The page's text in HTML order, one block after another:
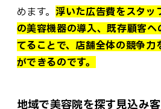
めます。 浮いた広告費をスタッ
の美容機器の導入、既存顧客
てることで、店舗全体の競争力
ができるのです。
地域で美容院を探す見込み